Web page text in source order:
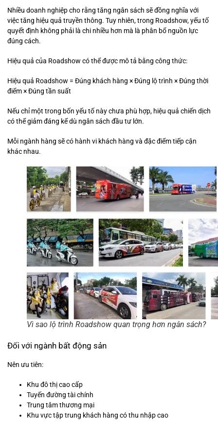
Nhiều doanh nghiệp cho rằng tăng ngân sách sẽ đồng nghĩa với
việc tăng hiệu quả truyền thông. Tuy nhiên, trong Roadshow, yếu tố
quyết định không phải là chi nhiều hơn mà là phân bổ nguồn lực
đúng cách.
Hiệu quả của Roadshow có thể được mô tả bằng công thức:
Hiệu quả Roadshow = Đúng khách hàng × Đúng lộ trình × Đúng thời
điểm × Đúng tần suất
Nếu chỉ một trong bốn yếu tố này chưa phù hợp, hiệu quả chiến dịch
có thể giảm đáng kể dù ngân sách đầu tư lớn.
Mỗi ngành hàng sẽ có hành vi khách hàng và đặc điểm tiếp cận
khác nhau.
Vì sao lộ trình Roadshow quan trọng hơn ngân sách?
Đối với ngành bất động sản
Nên ưu tiên:
Khu đô thị cao cấp
Tuyến đường tài chính
Trung tâm thương mại
Khu vực tập trung khách hàng có thu nhập cao